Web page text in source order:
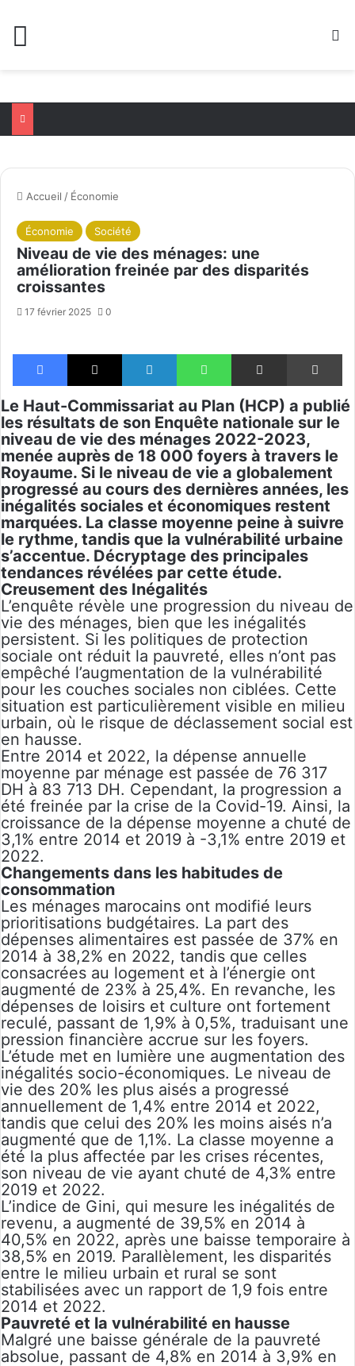
Accueil / Économie
Économie Société
Niveau de vie des ménages: une
amélioration freinée par des disparités
croissantes
17 février 2025 0
Facebook X Linkedin WhatsApp Partager par email
Le Haut-Commissariat au Plan (HCP) a publié
les résultats de son Enquête nationale sur le
niveau de vie des ménages 2022-2023,
menée auprès de 18 000 foyers à travers le
Royaume. Si le niveau de vie a globalement
progressé au cours des dernières années, les
inégalités sociales et économiques restent
marquées. La classe moyenne peine à suivre
le rythme, tandis que la vulnérabilité urbaine
s’accentue. Décryptage des principales
tendances révélées par cette étude.
Creusement des Inégalités
L’enquête révèle une progression du niveau de
vie des ménages, bien que les inégalités
persistent. Si les politiques de protection
sociale ont réduit la pauvreté, elles n’ont pas
empêché l’augmentation de la vulnérabilité
pour les couches sociales non ciblées. Cette
situation est particulièrement visible en milieu
urbain, où le risque de déclassement social est
en hausse.
Entre 2014 et 2022, la dépense annuelle
moyenne par ménage est passée de 76 317
DH à 83 713 DH. Cependant, la progression a
été freinée par la crise de la Covid-19. Ainsi, la
croissance de la dépense moyenne a chuté de
3,1% entre 2014 et 2019 à -3,1% entre 2019 et
2022.
Changements dans les habitudes de
consommation
Les ménages marocains ont modifié leurs
prioritisations budgétaires. La part des
dépenses alimentaires est passée de 37% en
2014 à 38,2% en 2022, tandis que celles
consacrées au logement et à l’énergie ont
augmenté de 23% à 25,4%. En revanche, les
dépenses de loisirs et culture ont fortement
reculé, passant de 1,9% à 0,5%, traduisant une
pression financière accrue sur les foyers.
L’étude met en lumière une augmentation des
inégalités socio-économiques. Le niveau de
vie des 20% les plus aisés a progressé
annuellement de 1,4% entre 2014 et 2022,
tandis que celui des 20% les moins aisés n’a
augmenté que de 1,1%. La classe moyenne a
été la plus affectée par les crises récentes,
son niveau de vie ayant chuté de 4,3% entre
2019 et 2022.
L’indice de Gini, qui mesure les inégalités de
revenu, a augmenté de 39,5% en 2014 à
40,5% en 2022, après une baisse temporaire à
38,5% en 2019. Parallèlement, les disparités
entre le milieu urbain et rural se sont
stabilisées avec un rapport de 1,9 fois entre
2014 et 2022.
Pauvreté et la vulnérabilité en hausse
Malgré une baisse générale de la pauvreté
absolue, passant de 4,8% en 2014 à 3,9% en